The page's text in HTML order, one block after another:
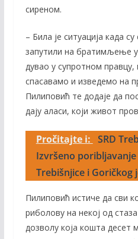
сиреном.
– Била је ситуација када
запутили на братимљење у
дувао у супротном
спасавамо и изведемо на
Пилиповић те додаје да
дају аласи, који живот
Pročitajte i: SRD
Izvršeno poribljavanje
Trebišnjice i Goričkog
Пилиповић истиче да сви
риболову на некој од
дозволу која кошта десет